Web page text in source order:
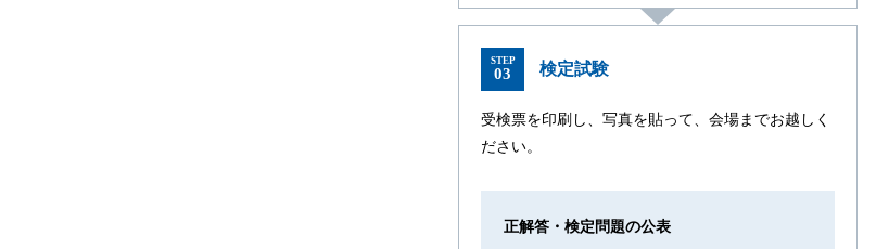
STEP
03 検定試験
受検票を印刷し、写真を貼って、会場までお越しく
ださい。
正解答・検定問題の公表